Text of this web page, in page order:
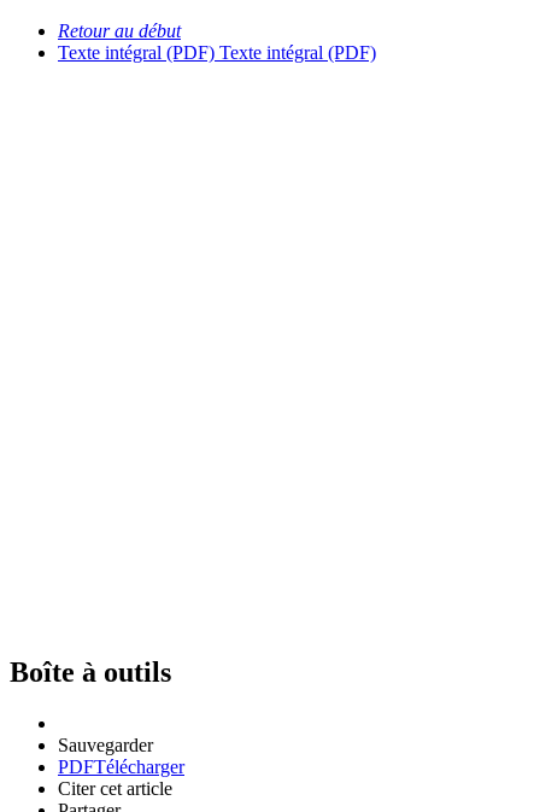
Retour au début
Texte intégral (PDF) Texte intégral (PDF)
Boîte à outils
Sauvegarder
PDFTélécharger
Citer cet article